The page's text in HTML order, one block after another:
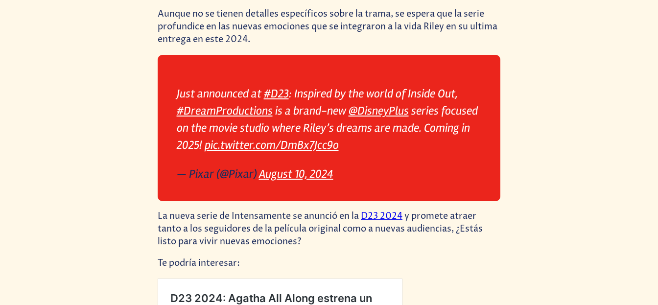
Aunque no se tienen detalles específicos sobre la trama, se espera que la serie
profundice en las nuevas emociones que se integraron a la vida Riley en su ultima
entrega en este 2024.
Just announced at#D23: Inspired by the world of Inside Out,
#DreamProductionsis a brand-new@DisneyPlusseries focused
on the movie studio where Riley’s dreams are made. Coming in
2025!pic.twitter.com/DmBx7Jcc9o
— Pixar (@Pixar)August 10, 2024
La nueva serie de Intensamente se anunció en laD23 2024y promete atraer
tanto a los seguidores de la película original como a nuevas audiencias, ¿Estás
listo para vivir nuevas emociones?
Te podría interesar: